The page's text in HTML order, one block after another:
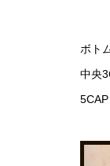
ボト
中央